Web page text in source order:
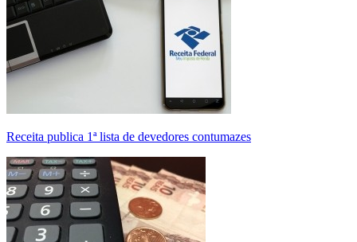
Receita publica 1ª lista de devedores contumazes